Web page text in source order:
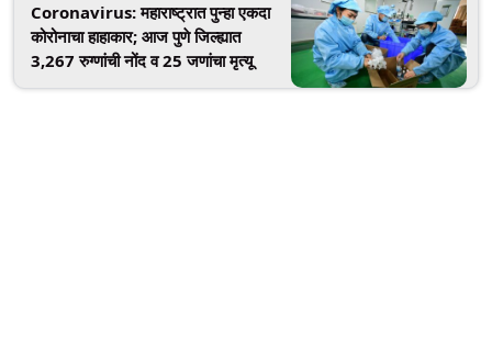
Coronavirus: महाराष्ट्रात पुन्हा एकदा
कोरोनाचा हाहाकार; आज पुणे जिल्ह्यात
3,267 रुग्णांची नोंद व 25 जणांचा मृत्यू